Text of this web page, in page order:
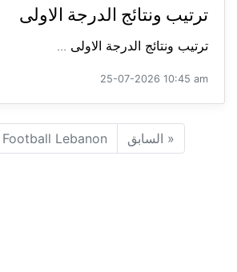
ترتيب ونتائج الدرجة الاولى
ترتيب ونتائج الدرجة الاولى ...
25-07-2026 10:45 am
« السابق Football Lebanon